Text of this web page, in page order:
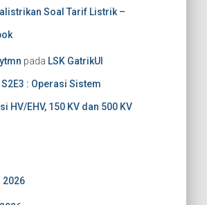
Soal Tarif Listrik –
pada LSK GatrikUI
: Operasi Sistem
HV/EHV, 150 KV dan 500 KV
2026